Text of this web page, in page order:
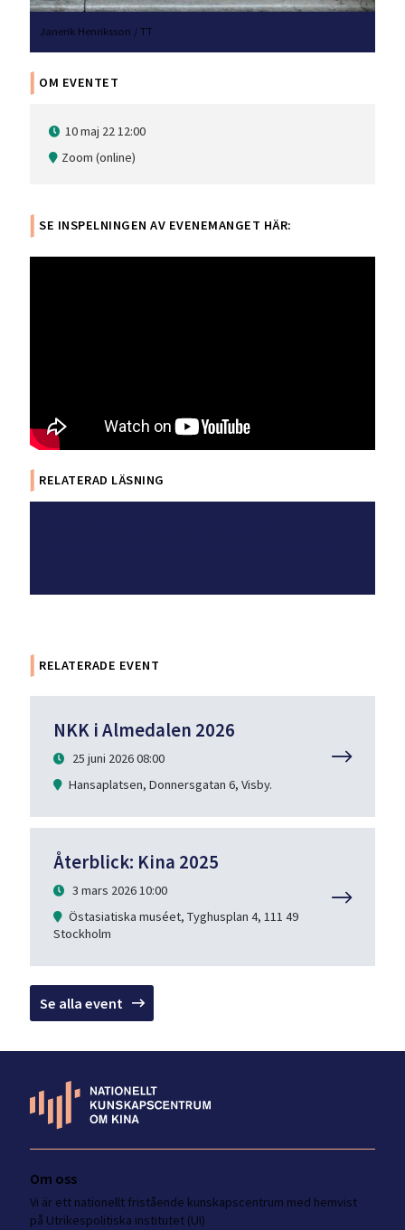
Janerik Henriksson / TT
OM EVENTET
10 maj 22 12:00
Zoom (online)
SE INSPELNINGEN AV EVENEMANGET HÄR:
RELATERAD LÄSNING
RELATERADE EVENT
NKK i Almedalen 2026
25 juni 2026 08:00
Hansaplatsen, Donnersgatan 6, Visby.
Återblick: Kina 2025
3 mars 2026 10:00
Östasiatiska muséet, Tyghusplan 4, 111 49
Stockholm
Se alla event
Om oss
Vi är ett nationellt fristående kunskapscentrum med hemvist
på Utrikespolitiska institutet (UI)